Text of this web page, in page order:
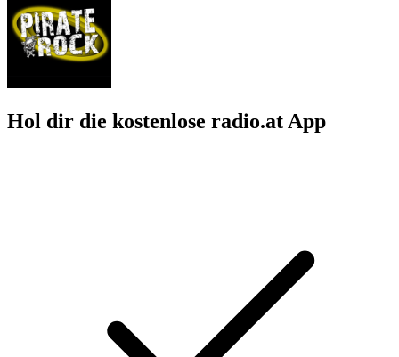
Hol dir die kostenlose radio.at App